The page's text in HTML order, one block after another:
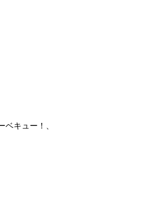
ベキュー！、